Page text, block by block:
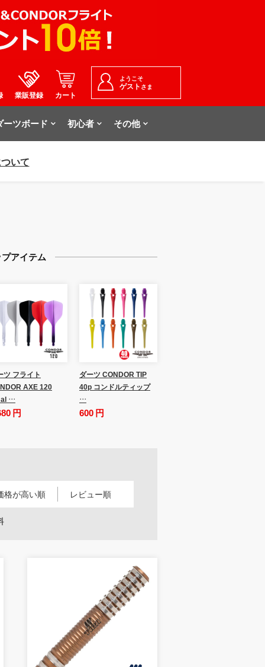
業販登録 カート
ようこそ
ゲスト さま
ーツボード 初心者 その他
いて
アイテム
ツ フライト
AXE 120
…
円
ダーツ CONDOR TIP
40p コンドルティップ
…
600 円
格が高い順 レビュー順